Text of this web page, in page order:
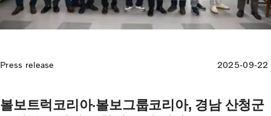
Press release 2025-09-22
볼보트럭코리아·볼보그룹코리아, 경남 산청군